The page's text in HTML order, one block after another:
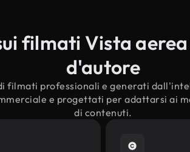
filmati Vista
d'autore
filmati professionali e generati
e progettati per adattarsi ai
di contenuti.